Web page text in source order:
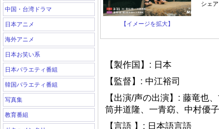
中国・台湾ドラマ
日本アニメ
海外アニメ
日本お笑い系
日本バラエティ番組
韓国バラエティ番組
写真集
教育番組
【イメージを拡大】
シェ
【製作国】: 日本
【監督】: 中江裕司
【出演/声の出演】: 藤竜也
筒井道隆、一青窈、中村優
【言語 】: 日本語言語